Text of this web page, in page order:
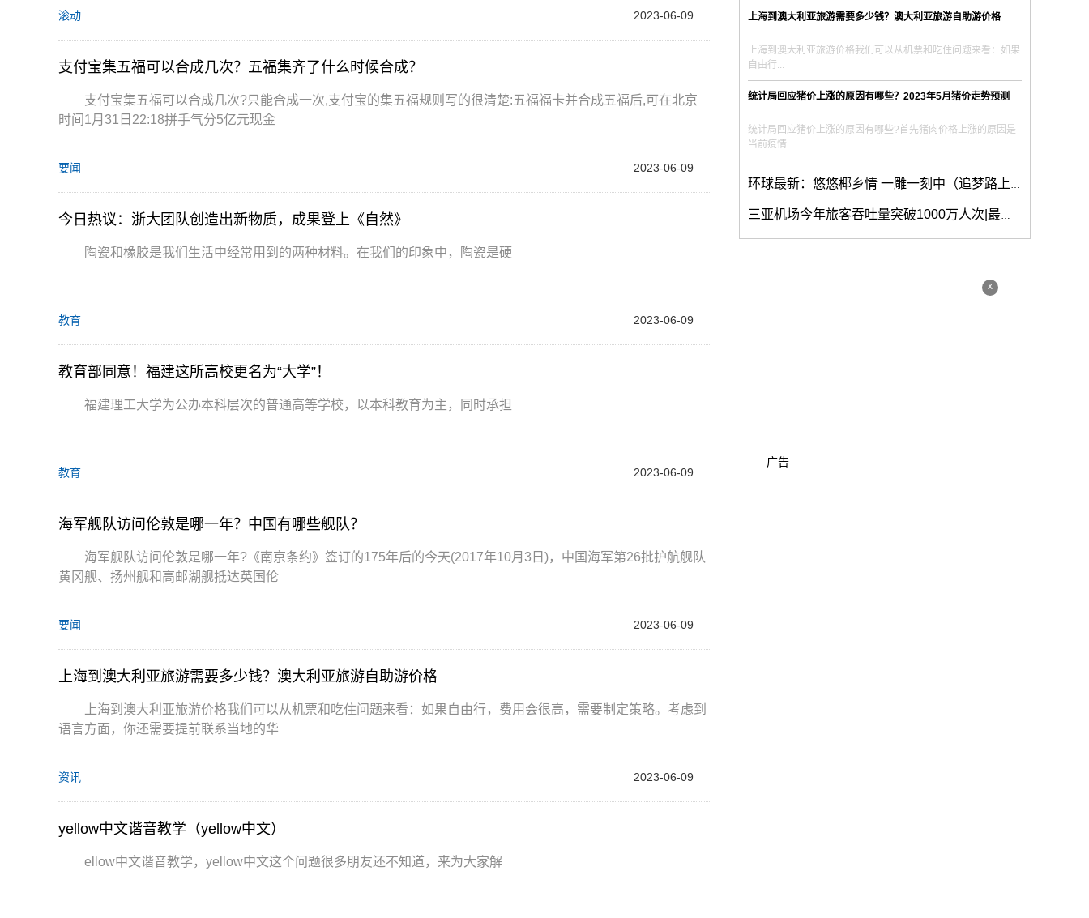
滚动 2023-06-09
支付宝集五福可以合成几次？五福集齐了什么时候合成？
支付宝集五福可以合成几次?只能合成一次,支付宝的集五福规则写的很清楚:五福福卡并合成五福后,可在北京
时间1月31日22:18拼手气分5亿元现金
要闻 2023-06-09
今日热议：浙大团队创造出新物质，成果登上《自然》
陶瓷和橡胶是我们生活中经常用到的两种材料。在我们的印象中，陶瓷是硬
教育 2023-06-09
教育部同意！福建这所高校更名为“大学”！
福建理工大学为公办本科层次的普通高等学校，以本科教育为主，同时承担
教育 2023-06-09
海军舰队访问伦敦是哪一年？中国有哪些舰队？
海军舰队访问伦敦是哪一年?《南京条约》签订的175年后的今天(2017年10月3日)，中国海军第26批护航舰队
黄冈舰、扬州舰和高邮湖舰抵达英国伦
要闻 2023-06-09
上海到澳大利亚旅游需要多少钱？澳大利亚旅游自助游价格
上海到澳大利亚旅游价格我们可以从机票和吃住问题来看：如果自由行，费用会很高，需要制定策略。考虑到
语言方面，你还需要提前联系当地的华
资讯 2023-06-09
yellow中文谐音教学（yellow中文）
ellow中文谐音教学，yellow中文这个问题很多朋友还不知道，来为大家解
上海到澳大利亚旅游需要多少钱？澳大利亚旅游自助游价格
上海到澳大利亚旅游价格我们可以从机票和吃住问题来看：如果
自由行...
统计局回应猪价上涨的原因有哪些？2023年5月猪价走势预测
统计局回应猪价上涨的原因有哪些?首先猪肉价格上涨的原因是
当前疫情...
环球最新：悠悠椰乡情 一雕一刻中（追梦路上）
三亚机场今年旅客吞吐量突破1000万人次|最新快讯
x
广告